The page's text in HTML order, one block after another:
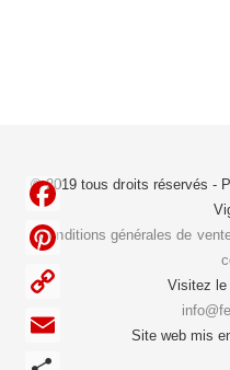
© 2019 tous droits réservés -
Conditions générales de
Visitez
Site web mis
F
c
e
C